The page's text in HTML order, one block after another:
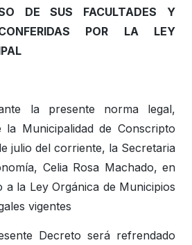
DE SUS FACULTADES Y
POR LA LEY
la presente norma legal,
Municipalidad de Conscripto
julio del corriente, la Secretaria
Celia Rosa Machado, en
a la Ley Orgánica de Municipios
vigentes
Decreto será refrendado